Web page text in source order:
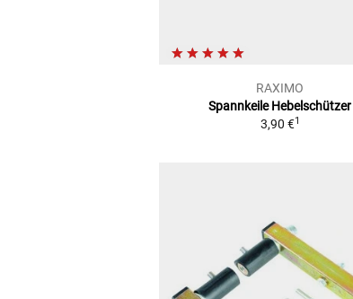
RAXIMO
Spannkeile Hebelschützer
3,90 €1